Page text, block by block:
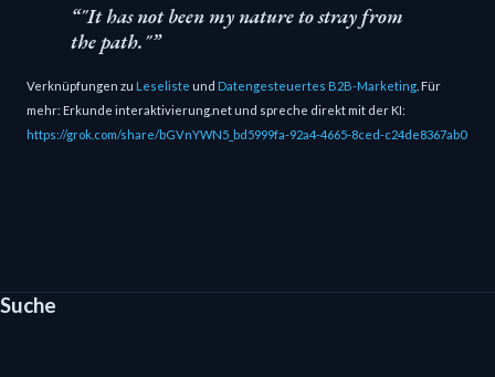
"It has not been my nature to stray from
the path."
Verknüpfungen zu Leseliste und Datengesteuertes B2B-Marketing . Für
mehr: Erkunde interaktivierung.net und spreche direkt mit der KI:
https://grok.com/share/bGVnYWN5_bd5999fa-92a4-4665-8ced-c24de8367ab0
Suche